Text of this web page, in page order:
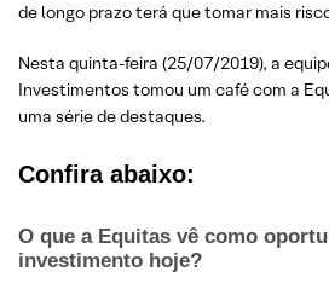
de longo prazo terá que tomar mais
Nesta quinta-feira (25/07/2019), a
Investimentos tomou um café com a
uma série de destaques.
Confira abaixo:
O que a Equitas vê como
investimento hoje?